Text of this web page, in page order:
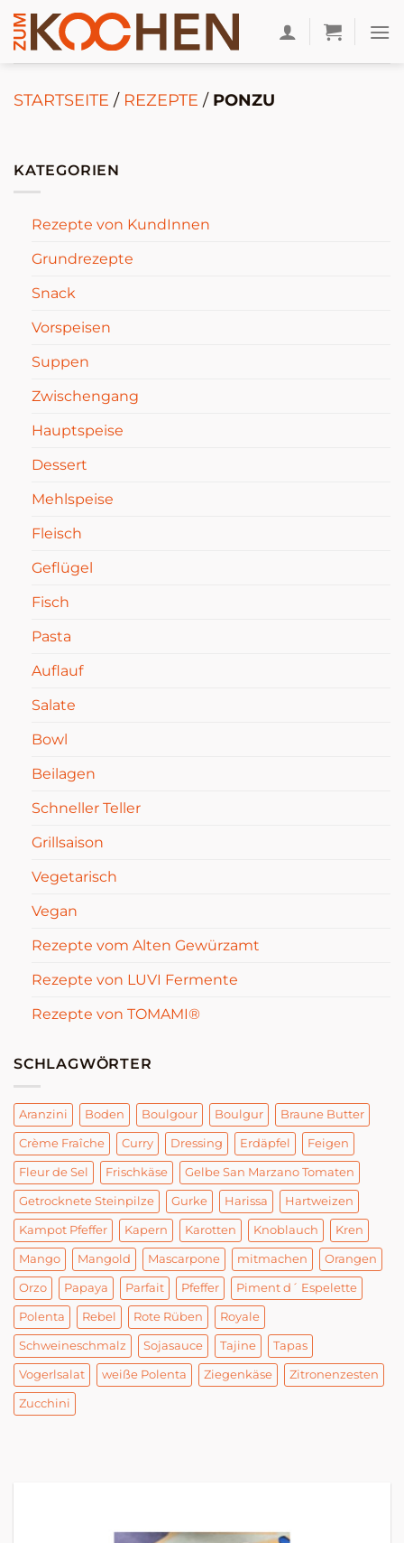
Zum
Inhalt
springen
STARTSEITE / REZEPTE / PONZU
KATEGORIEN
Rezepte von KundInnen
Grundrezepte
Snack
Vorspeisen
Suppen
Zwischengang
Hauptspeise
Dessert
Mehlspeise
Fleisch
Geflügel
Fisch
Pasta
Auflauf
Salate
Bowl
Beilagen
Schneller Teller
Grillsaison
Vegetarisch
Vegan
Rezepte vom Alten Gewürzamt
Rezepte von LUVI Fermente
Rezepte von TOMAMI®
SCHLAGWÖRTER
Aranzini Boden Boulgour Boulgur Braune Butter
Crème Fraîche Curry Dressing Erdäpfel Feigen
Fleur de Sel Frischkäse Gelbe San Marzano Tomaten
Getrocknete Steinpilze Gurke Harissa Hartweizen
Kampot Pfeffer Kapern Karotten Knoblauch Kren
Mango Mangold Mascarpone mitmachen Orangen
Orzo Papaya Parfait Pfeffer Piment d´ Espelette
Polenta Rebel Rote Rüben Royale
Schweineschmalz Sojasauce Tajine Tapas
Vogerlsalat weiße Polenta Ziegenkäse Zitronenzesten
Zucchini